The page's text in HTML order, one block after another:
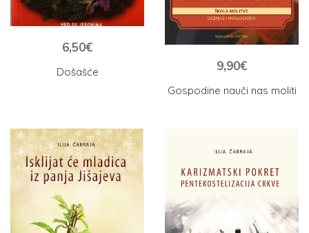
Došašće
6,50€
Gospodine nauči nas moliti
9,90€